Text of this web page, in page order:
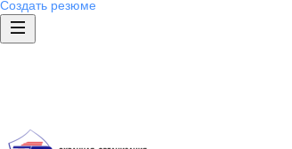
Создать резюме